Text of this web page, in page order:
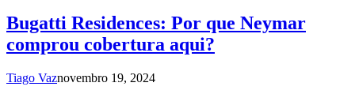
Bugatti Residences: Por que Neymar
comprou cobertura aqui?
Tiago Vaznovembro 19, 2024